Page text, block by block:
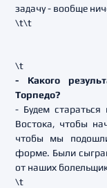
задачу - вообще
\t\t
\t
- Какого
Торпедо?
- Будем стараться
Востока, чтобы
чтобы мы
форме. Были
от наших
\t